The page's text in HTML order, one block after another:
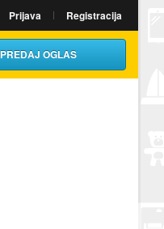
Prijava Registracija
PREDAJ OGLAS